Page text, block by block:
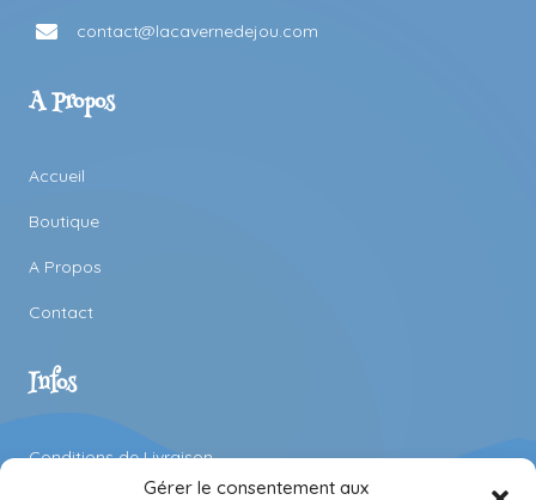
Gérer le consentement aux
contact@lacavernedejou.com
A Propos
Accueil
Boutique
A Propos
Contact
Infos
Conditions de Livraison